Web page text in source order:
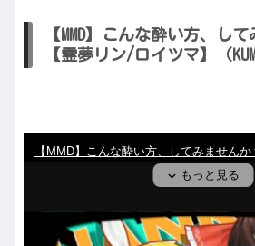
【MMD】こんな酔い方、し
【霊夢リン/ロイツマ】（